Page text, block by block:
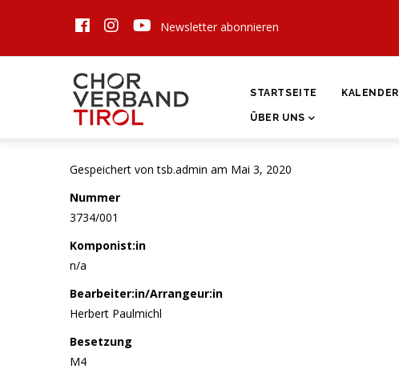
Newsletter abonnieren
HAUPTNAVIGATION
STARTSEITE KALENDER
ÜBER UNS
Gespeichert vontsb.admin am Mai 3, 2020
Nummer
3734/001
Komponist:in
n/a
Bearbeiter:in/Arrangeur:in
Herbert Paulmichl
Besetzung
M4